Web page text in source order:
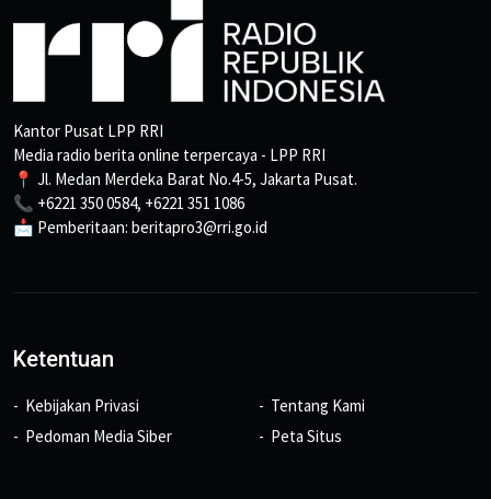
Kantor Pusat LPP RRI
Media radio berita online terpercaya - LPP RRI
📍 Jl. Medan Merdeka Barat No.4-5, Jakarta Pusat.
📞 +6221 350 0584, +6221 351 1086
📩 Pemberitaan: beritapro3@rri.go.id
Ketentuan
Kebijakan Privasi
Pedoman Media Siber
Tentang Kami
Peta Situs